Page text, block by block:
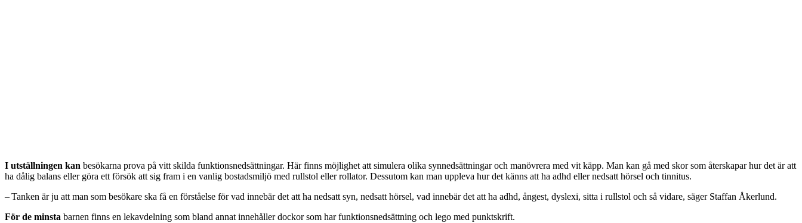
I utställningen kan besökarna prova på vitt skilda funktionsnedsättningar. Här finns möjlighet att simulera olika syn­nedsättningar och manövrera med vit käpp. Man kan gå med skor som återskapar hur det är att
ha dålig balans eller göra ett försök att sig fram i en vanlig bostadsmiljö med rullstol eller rollator. Dessutom kan man uppleva hur det känns att ha adhd eller nedsatt hörsel och tinnitus.
– Tanken är ju att man som besökare ska få en förståelse för vad innebär det att ha nedsatt syn, nedsatt hörsel, vad innebär det att ha adhd, ångest, dyslexi, sitta i rullstol och så vidare, säger Staffan Åkerlund.
För de minsta barnen finns en lekavdelning som bland annat innehåller dockor som har funktionsnedsättning och lego med punktskrift.